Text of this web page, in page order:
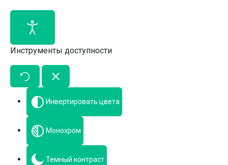
Инструменты доступности
Инвертировать цвета
Монохром
Темный контраст